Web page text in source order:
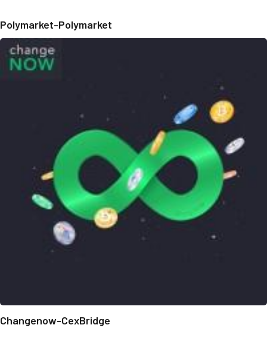
Polymarket-Polymarket
Changenow-CexBridge